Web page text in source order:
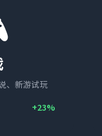
、新游试玩
+23%